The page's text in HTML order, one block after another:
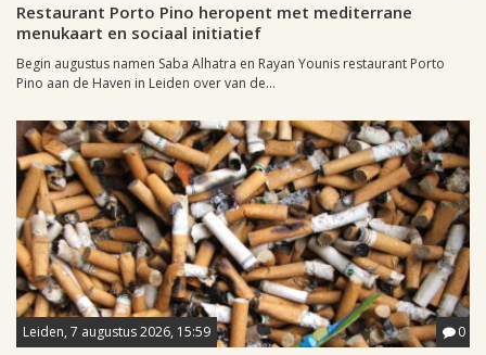
Restaurant Porto Pino heropent met mediterrane
menukaart en sociaal initiatief
Begin augustus namen Saba Alhatra en Rayan Younis restaurant Porto
Pino aan de Haven in Leiden over van de...
Leiden, 7 augustus 2026, 15:59 0